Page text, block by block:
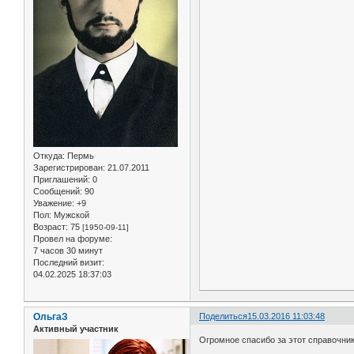
Откуда: Пермь
Зарегистрирован: 21.07.2011
Приглашений: 0
Сообщений: 90
Уважение: +9
Пол: Мужской
Возраст: 75 [1950-09-11]
Провел на форуме:
7 часов 30 минут
Последний визит:
04.02.2025 18:37:03
Поделиться15.03.2016 11:03:48
ОльгаЗ
Активный участник
Огромное спасибо за этот